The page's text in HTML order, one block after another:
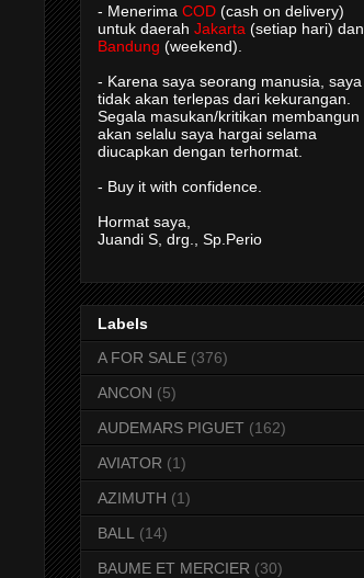
- Menerima COD (cash on delivery)
untuk daerah Jakarta (setiap hari) dan
Bandung (weekend).
- Karena saya seorang manusia, saya
tidak akan terlepas dari kekurangan.
Segala masukan/kritikan membangun
akan selalu saya hargai selama
diucapkan dengan terhormat.
- Buy it with confidence.
Hormat saya,
Juandi S, drg., Sp.Perio
Labels
A FOR SALE (376)
ANCON (5)
AUDEMARS PIGUET (162)
AVIATOR (1)
AZIMUTH (1)
BALL
(14)
BAUME ET MERCIER (30)